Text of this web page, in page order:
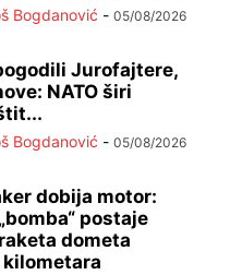
Bogdanović - 05/08/2026
Jurofajtere,
NATO širi
Bogdanović - 05/08/2026
dobija motor:
postaje
dometa